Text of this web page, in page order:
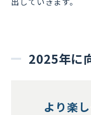
2025年に
より楽